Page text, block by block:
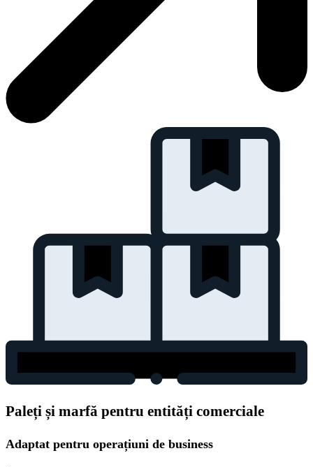
Paleți și marfă pentru entități comerciale
Adaptat pentru operațiuni de business